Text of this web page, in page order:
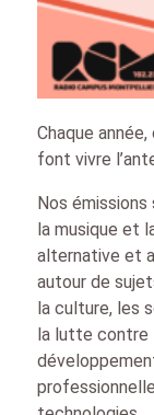
Chaque
font vivre
Nos
la musique et
alternative et
autour de
la culture, les
la lutte contre